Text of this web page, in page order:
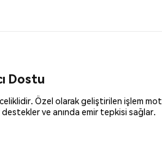
Dostu
Özel olarak geliştirilen işlem
ve anında emir tepkisi sağlar.